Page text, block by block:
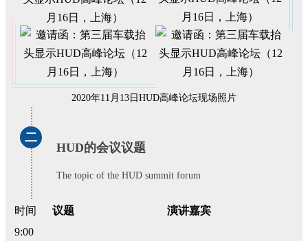
2020年11月13日HUD高峰论坛现场照片
二
HUD的会议议题
The topic of the HUD summit forum
时间 议题
演讲嘉宾
9:00